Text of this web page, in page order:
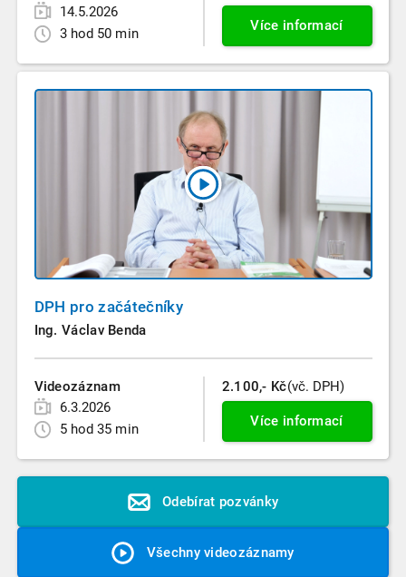
14.5.2026
3 hod 50 min
Více informací
DPH pro začátečníky
Ing. Václav Benda
Videozáznam
6.3.2026
5 hod 35 min
2.100,- Kč(vč. DPH)
Více informací
Odebírat pozvánky
Všechny videozáznamy